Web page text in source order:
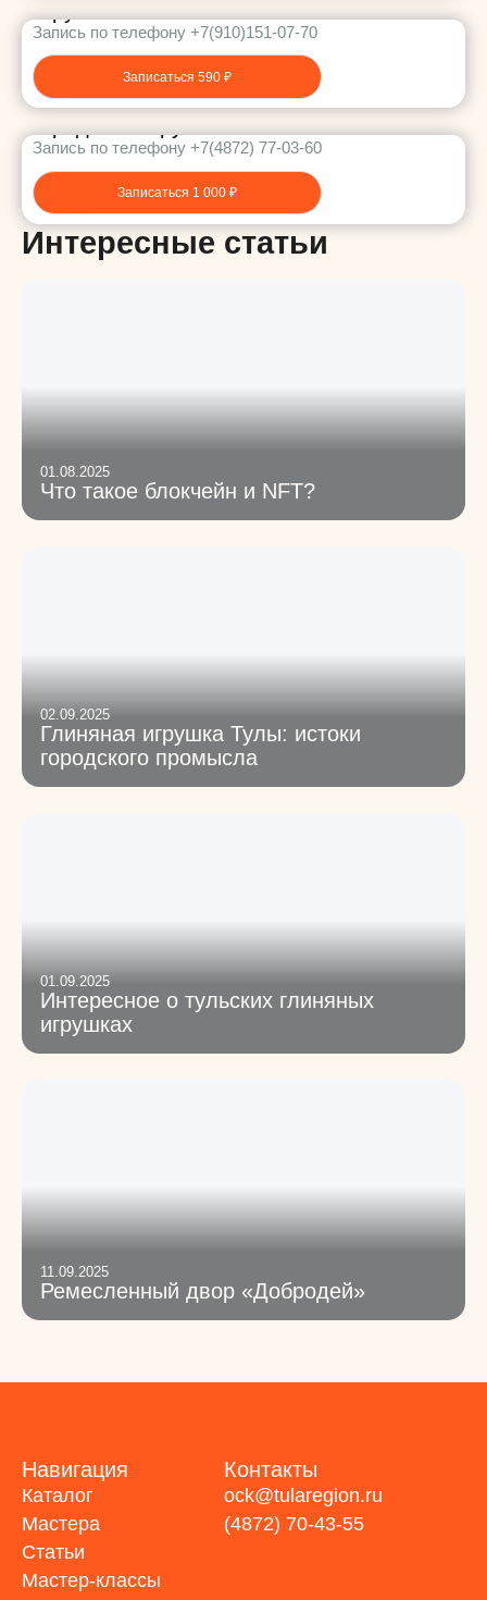
Запись по телефону +7(910)151-07-70
Записаться 590 ₽
Мастер-класс по изготовлению тульской
Запись по телефону +7(4872) 77-03-60
Записаться 1 000 ₽
Интересные статьи
01.08.2025
Что такое блокчейн и NFT?
02.09.2025
Глиняная игрушка Тулы: истоки
городского промысла
01.09.2025
Интересное о тульских глиняных
игрушках
11.09.2025
Ремесленный двор «Добродей»
Навигация
Каталог
Мастера
Статьи
Мастер-классы
Контакты
ock@tularegion.ru
(4872) 70-43-55